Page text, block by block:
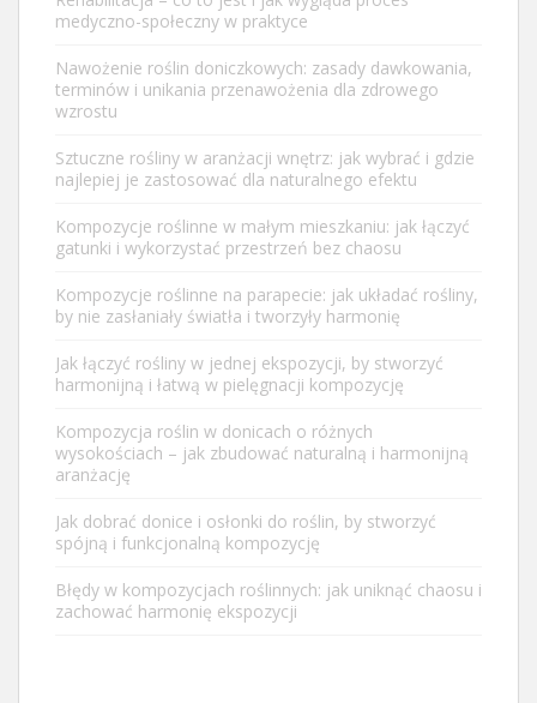
medyczno-społeczny w praktyce
Nawożenie roślin doniczkowych: zasady dawkowania,
terminów i unikania przenawożenia dla zdrowego
wzrostu
Sztuczne rośliny w aranżacji wnętrz: jak wybrać i gdzie
najlepiej je zastosować dla naturalnego efektu
Kompozycje roślinne w małym mieszkaniu: jak łączyć
gatunki i wykorzystać przestrzeń bez chaosu
Kompozycje roślinne na parapecie: jak układać rośliny,
by nie zasłaniały światła i tworzyły harmonię
Jak łączyć rośliny w jednej ekspozycji, by stworzyć
harmonijną i łatwą w pielęgnacji kompozycję
Kompozycja roślin w donicach o różnych
wysokościach – jak zbudować naturalną i harmonijną
aranżację
Jak dobrać donice i osłonki do roślin, by stworzyć
spójną i funkcjonalną kompozycję
Błędy w kompozycjach roślinnych: jak uniknąć chaosu i
zachować harmonię ekspozycji